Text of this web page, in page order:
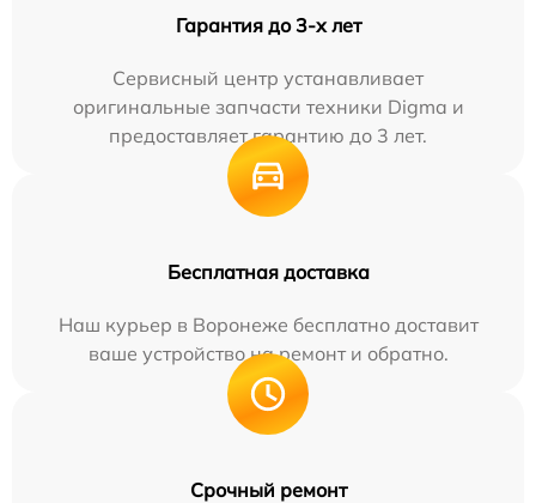
Гарантия до 3-х лет
Сервисный центр устанавливает
оригинальные запчасти техники Digma и
предоставляет гарантию до 3 лет.
Бесплатная доставка
Наш курьер в Воронеже бесплатно доставит
ваше устройство на ремонт и обратно.
Срочный ремонт